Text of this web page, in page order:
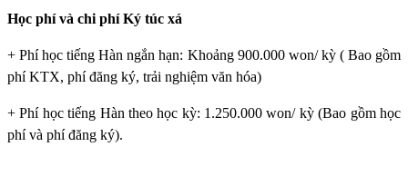
Học phí và chi phí Ký túc xá
+ Phí học tiếng Hàn ngắn hạn: Khoảng 900.000 won/ kỳ ( Bao gồm
phí KTX, phí đăng ký, trải nghiệm văn hóa)
+ Phí học tiếng Hàn theo học kỳ: 1.250.000 won/ kỳ (Bao gồm học
phí và phí đăng ký).